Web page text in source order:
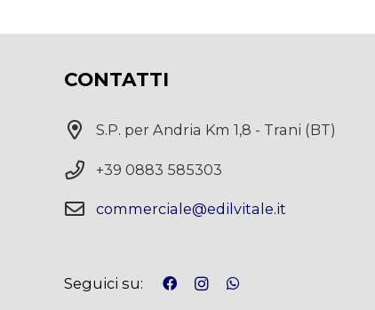
CONTATTI
S.P. per Andria Km 1,8 - Trani (BT)
+39 0883 585303
commerciale@edilvitale.it
Seguici su: